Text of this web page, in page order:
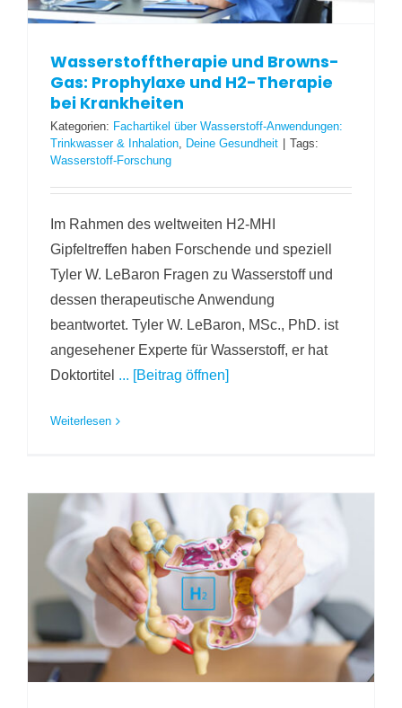
Wasserstofftherapie und Browns-
Gas: Prophylaxe und H2-Therapie
bei Krankheiten
Kategorien: Fachartikel über Wasserstoff-Anwendungen:
Trinkwasser & Inhalation, Deine Gesundheit
Tags:
Wasserstoff-Forschung
Im Rahmen des weltweiten H2-MHI
Gipfeltreffen haben Forschende und speziell
Tyler W. LeBaron Fragen zu Wasserstoff und
dessen therapeutische Anwendung
beantwortet. Tyler W. LeBaron, MSc., PhD. ist
angesehener Experte für Wasserstoff, er hat
Doktortitel ... [Beitrag öffnen]
Weiterlesen